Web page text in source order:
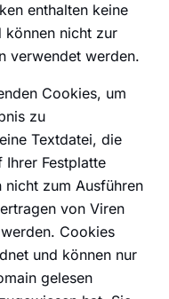
enthalten keine
können nicht zur
verwendet werden.
Cookies, um
zu
Textdatei, die
Ihrer Festplatte
zum Ausführen
von Viren
Cookies
und können nur
gelesen